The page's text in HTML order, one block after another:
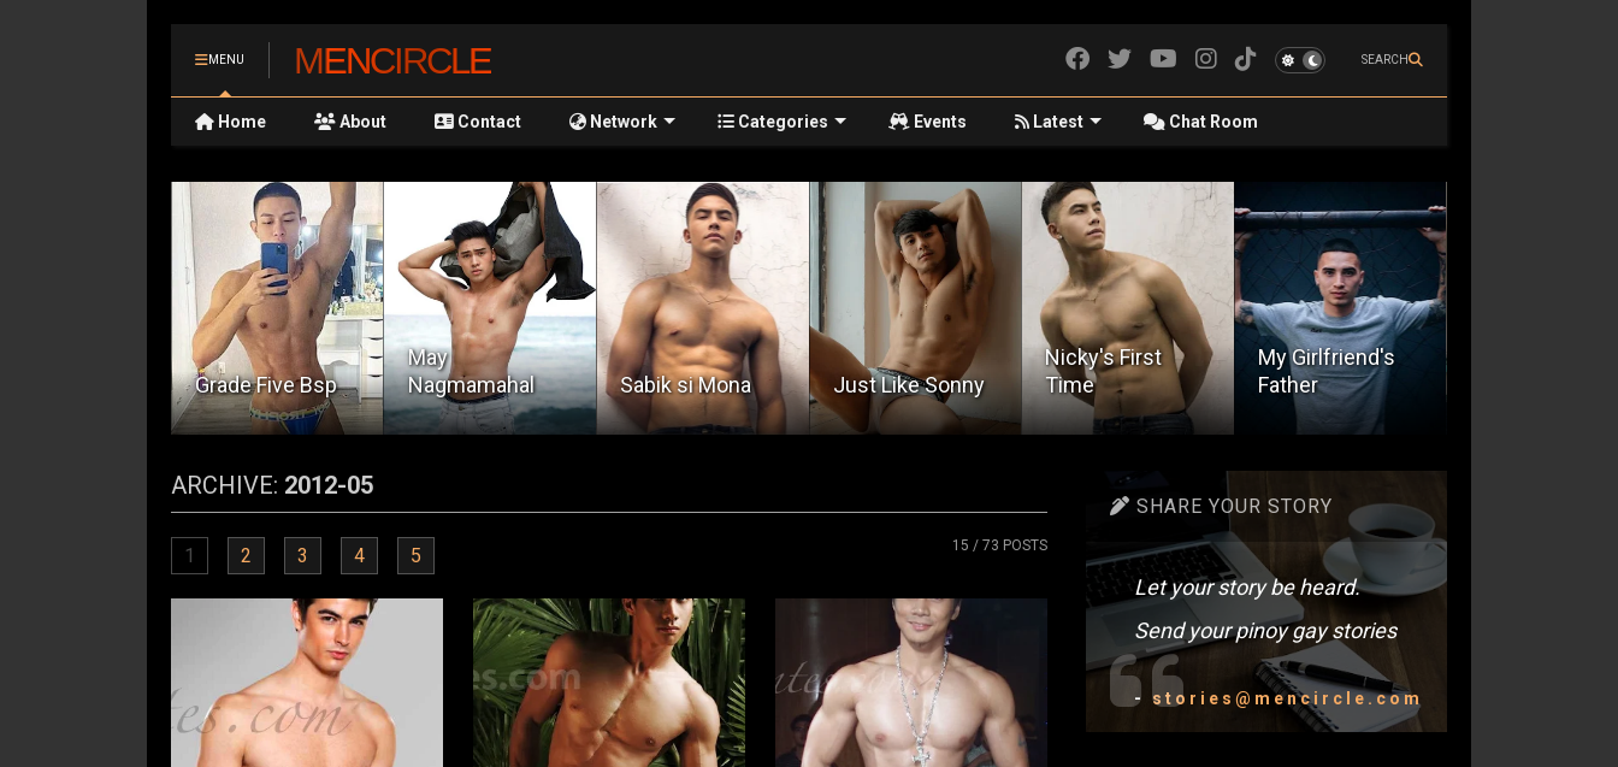
MENU MENCIRCLE SEARCH
Home About Contact Network Categories Events Latest Chat Room
May
Nagmamahal
Sabik si Mona Just Like Sonny
Nicky's First
Time
My Girlfriend's
Father
The Stepfather
ARCHIVE: 2012-05
1 2 3 4 5 15 / 73 POSTS
SHARE YOUR STORY
Let your story be heard.
Send your pinoy gay stories
- stories@mencircle.com